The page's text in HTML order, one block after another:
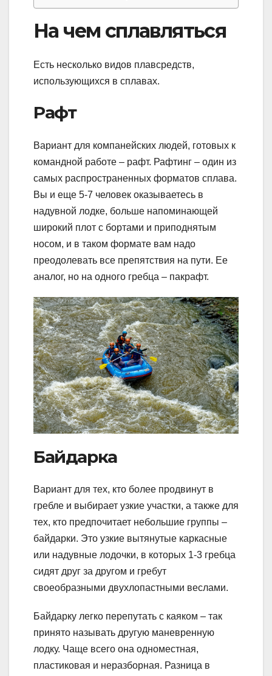
На чем сплавляться
Есть несколько видов плавсредств,
использующихся в сплавах.
Рафт
Вариант для компанейских людей, готовых к
командной работе – рафт. Рафтинг – один из
самых распространенных форматов сплава.
Вы и еще 5-7 человек оказываетесь в
надувной лодке, больше напоминающей
широкий плот с бортами и приподнятым
носом, и в таком формате вам надо
преодолевать все препятствия на пути. Ее
аналог, но на одного гребца – пакрафт.
Байдарка
Вариант для тех, кто более продвинут в
гребле и выбирает узкие участки, а также для
тех, кто предпочитает небольшие группы –
байдарки. Это узкие вытянутые каркасные
или надувные лодочки, в которых 1-3 гребца
сидят друг за другом и гребут
своеобразными двухлопастными веслами.
Байдарку легко перепутать с каяком – так
принято называть другую маневренную
лодку. Чаще всего она одноместная,
пластиковая и неразборная. Разница в